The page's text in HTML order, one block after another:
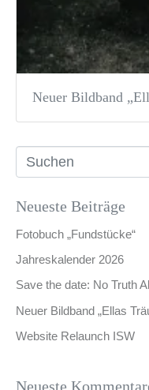
Neuer Bildband
Neueste Beiträge
Fotobuch „Fundstücke“
Jahreskalender 2026
Save the date: No Truth
Neuer Bildband „Ellas
Website Relaunch ISW
Neueste